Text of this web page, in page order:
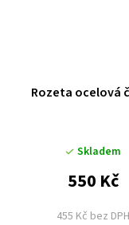
Rozeta ocelová
Skladem
455 Kč bez DPH
550 Kč